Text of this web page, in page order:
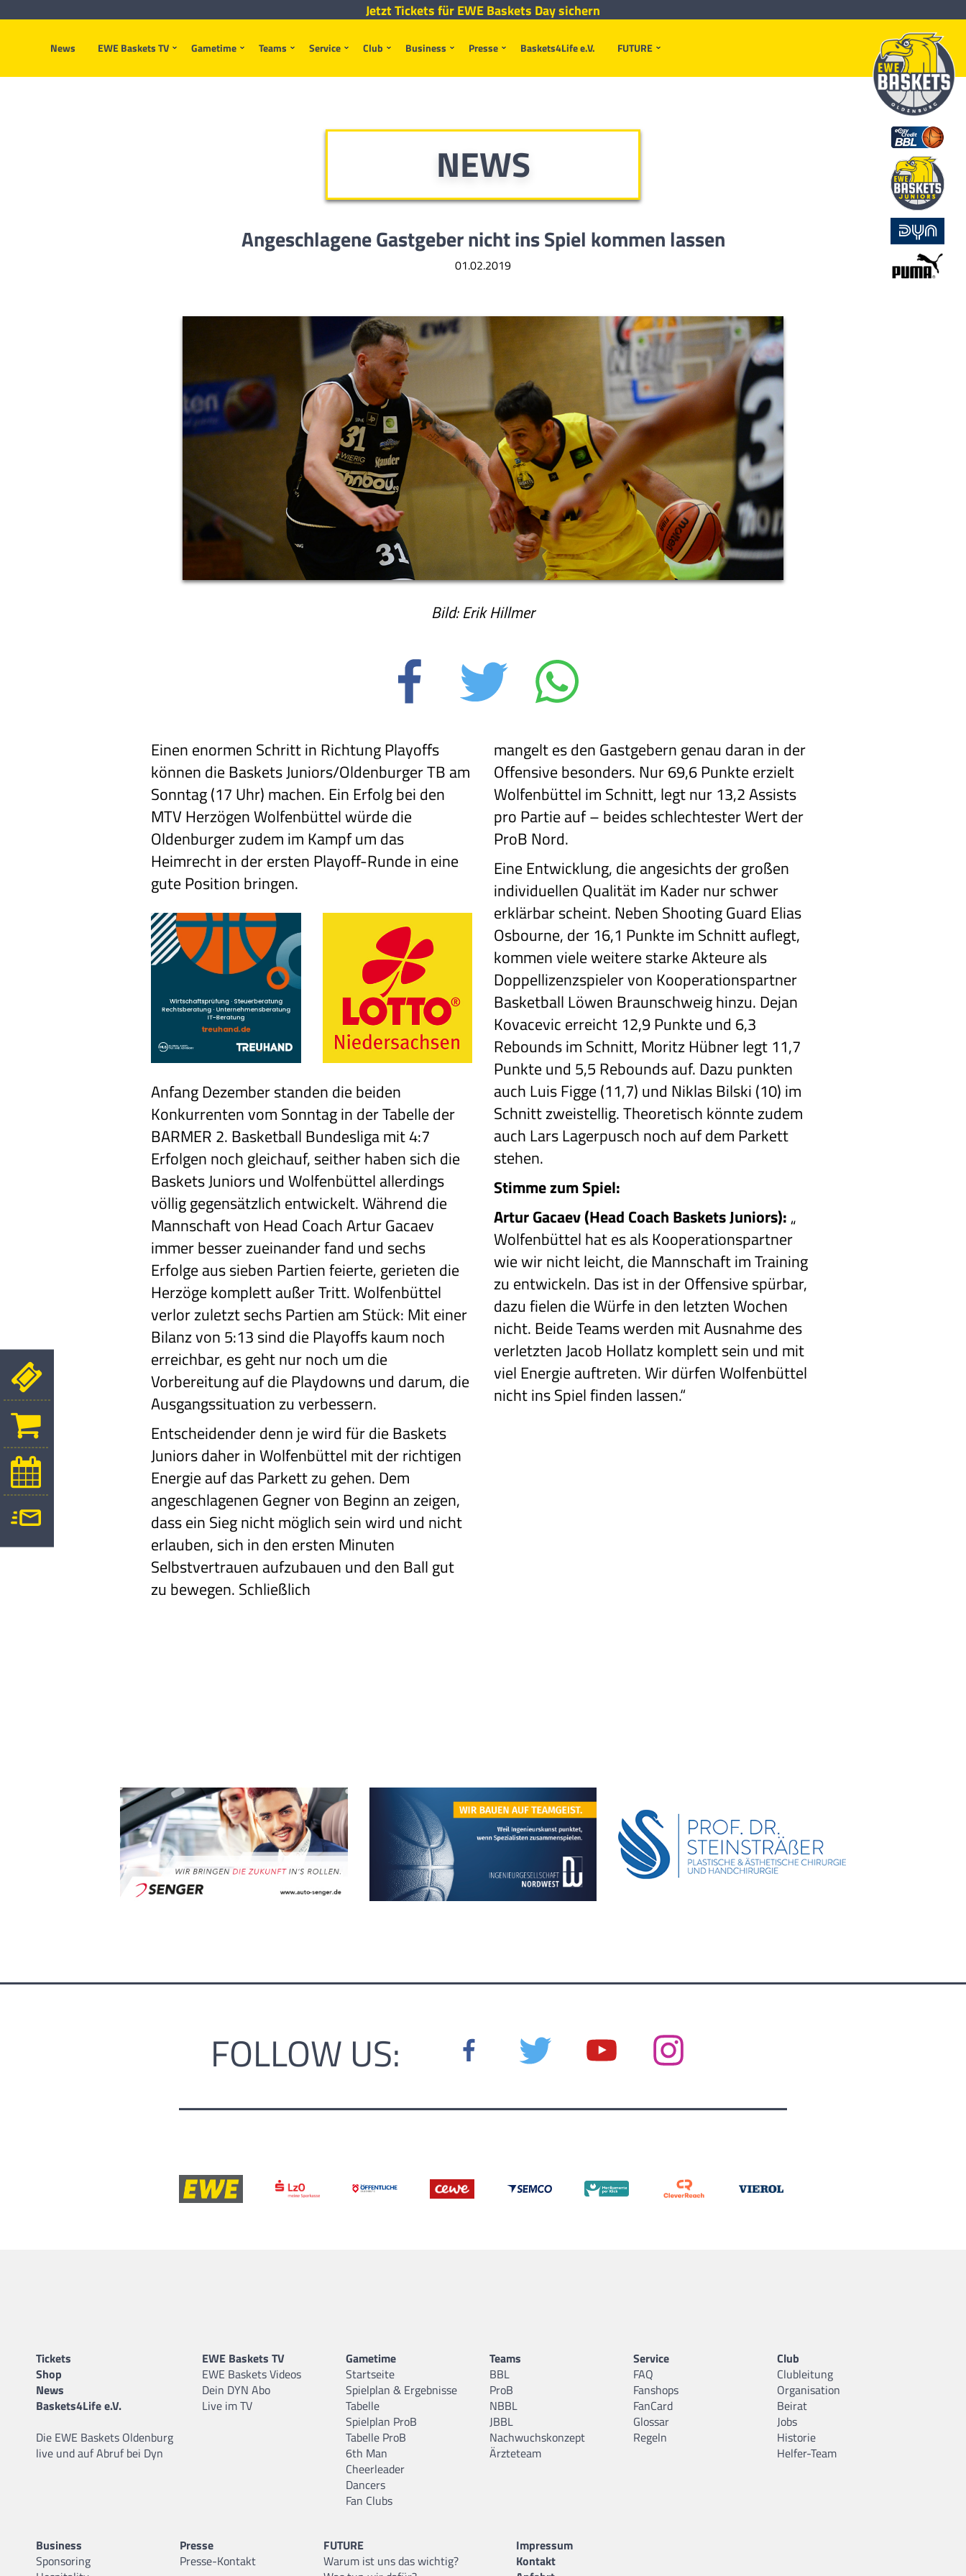
News EWE Baskets TV Gametime Teams Service Club Business Presse Baskets4Life e.V. FUTURE
Jetzt Tickets für EWE Baskets Day sichern
NEWS
Angeschlagene Gastgeber nicht ins Spiel kommen lassen
01.02.2019
Bild: Erik Hillmer
Einen enormen Schritt in Richtung Playoffs
können die Baskets Juniors/Oldenburger TB am
Sonntag (17 Uhr) machen. Ein Erfolg bei den
MTV Herzögen Wolfenbüttel würde die
Oldenburger zudem im Kampf um das
Heimrecht in der ersten Playoff-Runde in eine
gute Position bringen.
Anfang Dezember standen die beiden
Konkurrenten vom Sonntag in der Tabelle der
BARMER 2. Basketball Bundesliga mit 4:7
Erfolgen noch gleichauf, seither haben sich die
Baskets Juniors und Wolfenbüttel allerdings
völlig gegensätzlich entwickelt. Während die
Mannschaft von Head Coach Artur Gacaev
immer besser zueinander fand und sechs
Erfolge aus sieben Partien feierte, gerieten die
Herzöge komplett außer Tritt. Wolfenbüttel
verlor zuletzt sechs Partien am Stück: Mit einer
Bilanz von 5:13 sind die Playoffs kaum noch
erreichbar, es geht nur noch um die
Vorbereitung auf die Playdowns und darum, die
Ausgangssituation zu verbessern.
Entscheidender denn je wird für dieBaskets
Juniors daher in Wolfenbüttel mit der richtigen
Energie auf dasParkett zu gehen. Dem
angeschlagenen Gegner von Beginn an zeigen,
dassein Sieg nicht möglich sein wird und nicht
erlauben, sich in den ersten Minuten
Selbstvertrauen aufzubauen und den Ball gut
zu bewegen. Schließlich
mangelt es den Gastgebern genau daran in der
Offensive besonders. Nur 69,6 Punkte erzielt
Wolfenbüttel im Schnitt, legt nur 13,2 Assists
pro Partie auf – beides schlechtester Wert der
ProB Nord.
Eine Entwicklung, die angesichts der großen
individuellen Qualität im Kader nur schwer
erklärbar scheint. Neben Shooting Guard Elias
Osbourne, der 16,1 Punkte im Schnitt auflegt,
kommen viele weitere starke Akteure als
Doppellizenzspieler von Kooperationspartner
Basketball Löwen Braunschweig hinzu. Dejan
Kovacevic erreicht 12,9 Punkte und 6,3
Rebounds im Schnitt, Moritz Hübner legt 11,7
Punkte und 5,5 Rebounds auf. Dazu punkten
auch Luis Figge (11,7) und Niklas Bilski (10) im
Schnitt zweistellig. Theoretisch könnte zudem
auch Lars Lagerpusch noch auf dem Parkett
stehen.
Stimme zum Spiel:
Artur Gacaev (Head Coach Baskets Juniors):„
Wolfenbüttel hat es als Kooperationspartner
wie wir nicht leicht, die Mannschaft im Training
zu entwickeln. Das ist in der Offensive spürbar,
dazu fielen die Würfe in den letzten Wochen
nicht. Beide Teams werden mit Ausnahme des
verletzten Jacob Hollatz komplett sein und mit
viel Energie auftreten. Wir dürfen Wolfenbüttel
nicht ins Spiel finden lassen.“
FOLLOW US:
Tickets
Shop
News
Baskets4Life e.V.
Die EWE Baskets Oldenburg
live und auf Abruf bei Dyn
EWE Baskets TV
EWE Baskets Videos
Dein DYN Abo
Live im TV
Gametime
Startseite
Spielplan & Ergebnisse
Tabelle
Spielplan ProB
Tabelle ProB
6th Man
Cheerleader
Dancers
Fan Clubs
Teams
BBL
ProB
NBBL
JBBL
Nachwuchskonzept
Ärzteteam
Service
FAQ
Fanshops
FanCard
Glossar
Regeln
Club
Clubleitung
Organisation
Beirat
Jobs
Historie
Helfer-Team
Business
Sponsoring
Presse
Presse-Kontakt
FUTURE
Warum ist uns das wichtig?
Impressum
Kontakt